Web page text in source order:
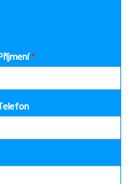
*